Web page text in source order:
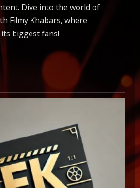
Dive into the world of
Filmy Khabars, where
biggest fans!